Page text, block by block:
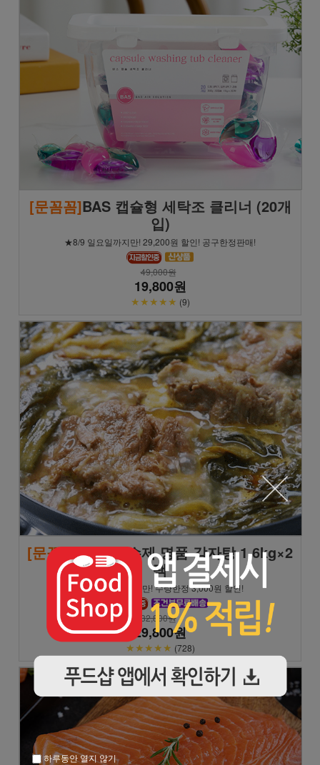
[문꼼꼼]BAS 캡슐형 세탁조 클리너 (20개
입)
★8/9 일요일까지만! 29,200원 할인! 공구한정판매!
49,000원
19,800원
★★★★★ (9)
[문꼼꼼]모녀진 수제 명품 감자탕 1.6kg×2
팩
★8/9 일요일까지만! 수량한정 3,000원 할인!
32,800원
29,800원
★★★★★ (728)
하루동안 열지 않기